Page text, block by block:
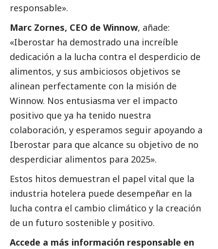
responsable».
Marc Zornes, CEO de Winnow, añade:
«Iberostar ha demostrado una increíble
dedicación a la lucha contra el desperdicio de
alimentos, y sus ambiciosos objetivos se
alinean perfectamente con la misión de
Winnow. Nos entusiasma ver el impacto
positivo que ya ha tenido nuestra
colaboración, y esperamos seguir apoyando a
Iberostar para que alcance su objetivo de no
desperdiciar alimentos para 2025».
Estos hitos demuestran el papel vital que la
industria hotelera puede desempeñar en la
lucha contra el cambio climático y la creación
de un futuro sostenible y positivo.
Accede a más información responsable en